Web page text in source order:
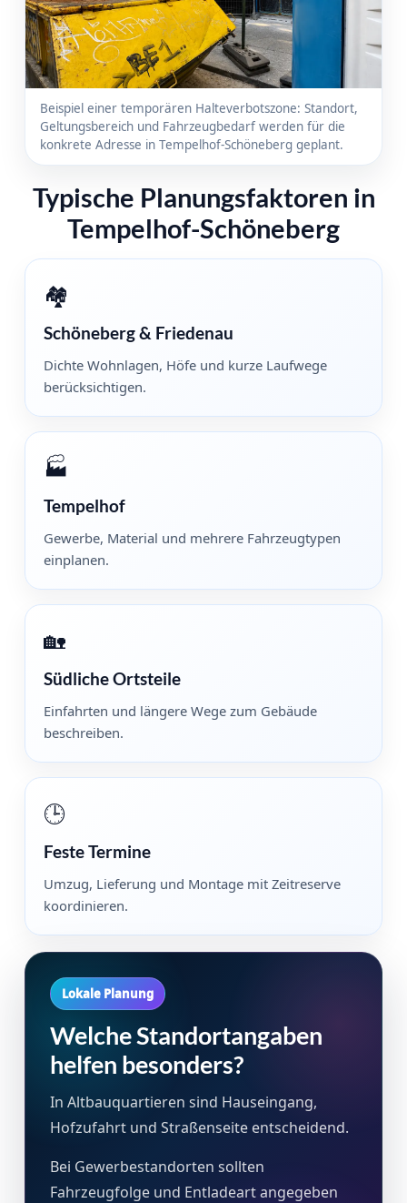
Beispiel einer temporären Halteverbotszone: Standort,
Geltungsbereich und Fahrzeugbedarf werden für die
konkrete Adresse in Tempelhof-Schöneberg geplant.
Typische Planungsfaktoren in
Tempelhof-Schöneberg
🏘️
Schöneberg & Friedenau
Dichte Wohnlagen, Höfe und kurze Laufwege
berücksichtigen.
🏭
Tempelhof
Gewerbe, Material und mehrere Fahrzeugtypen
einplanen.
🏡
Südliche Ortsteile
Einfahrten und längere Wege zum Gebäude
beschreiben.
🕒
Feste Termine
Umzug, Lieferung und Montage mit Zeitreserve
koordinieren.
Lokale Planung
Welche Standortangaben
helfen besonders?
In Altbauquartieren sind Hauseingang,
Hofzufahrt und Straßenseite entscheidend.
Bei Gewerbestandorten sollten
Fahrzeugfolge und Entladeart angegeben